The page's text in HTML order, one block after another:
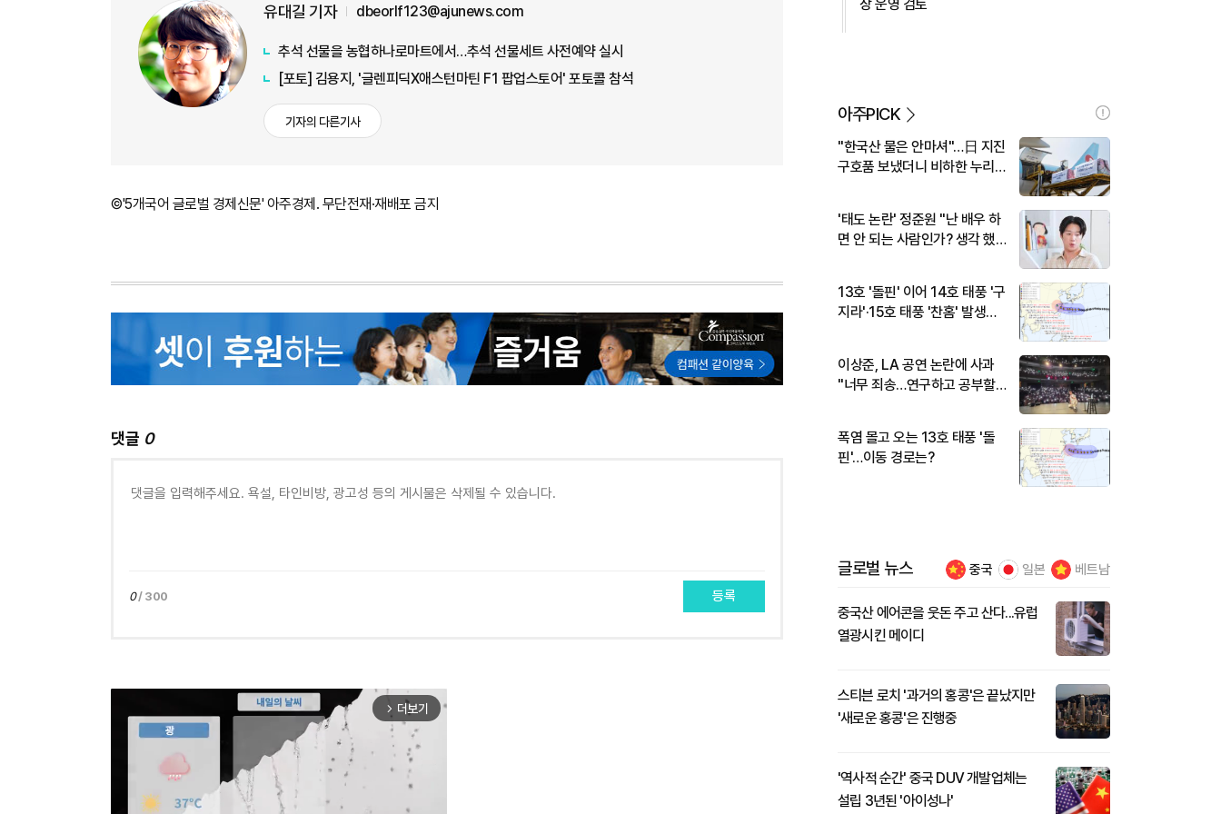
유대길 기자 dbeorlf123@ajunews.com
추석 선물을 농협하나로마트에서…추석 선물세트 사전예약 실시
[포토] 김용지, '글렌피딕X애스턴마틴 F1 팝업스토어' 포토콜 참석
기자의 다른기사
©'5개국어 글로벌 경제신문' 아주경제. 무단전재·재배포 금지
댓글 0
0/ 300 등록
arrow_forward_ios 더보기
장 운영 검토
아주PICK
"한국산 물은 안마셔"…日 지진
구호품 보냈더니 비하한 누리
'태도 논란' 정준원 "난 배우 하
면 안 되는 사람인가? 생각 했
13호 '돌핀' 이어 14호 태풍 '구
지라'·15호 태풍 '찬홈' 발생…
이상준, LA 공연 논란에 사과
"너무 죄송…연구하고 공부할
폭염 몰고 오는 13호 태풍 '돌
핀'…이동 경로는?
글로벌 뉴스 중국 일본 베트남
중국산 에어콘을 웃돈 주고 산다...유럽
열광시킨 메이디
스티븐 로치 '과거의 홍콩'은 끝났지만
'새로운 홍콩'은 진행중
'역사적 순간' 중국 DUV 개발업체는
설립 3년된 '아이성나'